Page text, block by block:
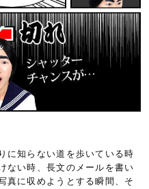
に知らない道を歩いている時
ない時、長文のメールを書い
真に収めようとする瞬間、そ